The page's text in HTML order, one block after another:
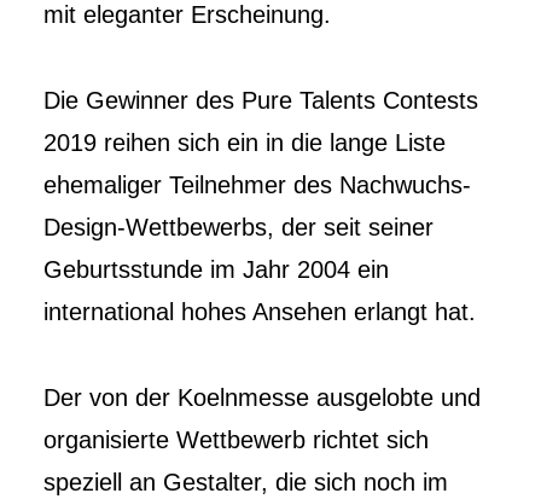
mit eleganter Erscheinung.
Die Gewinner des Pure Talents Contests
2019 reihen sich ein in die lange Liste
ehemaliger Teilnehmer des Nachwuchs-
Design-Wettbewerbs, der seit seiner
Geburtsstunde im Jahr 2004 ein
international hohes Ansehen erlangt hat.
Der von der Koelnmesse ausgelobte und
organisierte Wettbewerb richtet sich
speziell an Gestalter, die sich noch im